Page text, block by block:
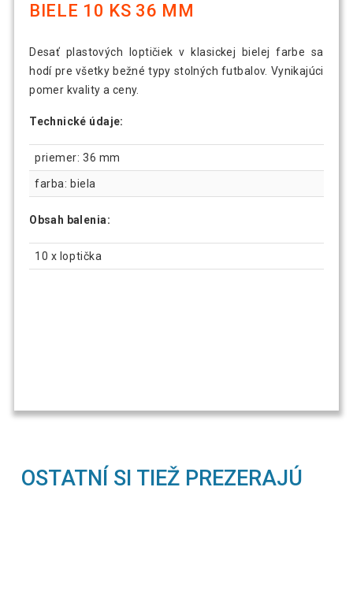
BIELE 10 KS 36 MM
Desať plastových loptičiek v klasickej bielej farbe sa
hodí pre všetky bežné typy stolných futbalov. Vynikajúci
pomer kvality a ceny.
Technické údaje:
priemer: 36 mm
farba: biela
Obsah balenia:
10 x loptička
OSTATNÍ SI TIEŽ PREZERAJÚ